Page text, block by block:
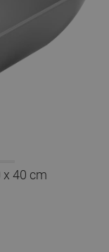
x 40 cm